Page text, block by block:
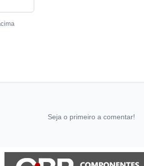
Seja o primeiro a comentar!